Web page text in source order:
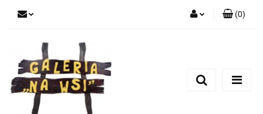
Dodaj zgłoszenie
(0)